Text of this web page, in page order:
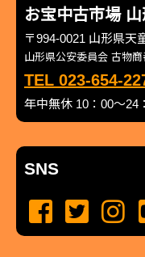
お宝中古市場
〒994-0021 山形県天
山形県公安委員会 古物
TEL 023-654-
年中無休 10：00～24
SNS